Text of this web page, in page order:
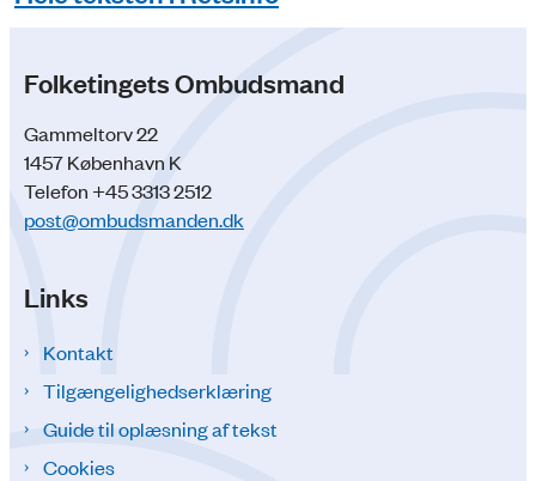
Folketingets Ombudsmand
Gammeltorv 22
1457 København K
Telefon +45 3313 2512
post@ombudsmanden.dk
Links
Kontakt
Tilgængelighedserklæring
Guide til oplæsning af tekst
Cookies